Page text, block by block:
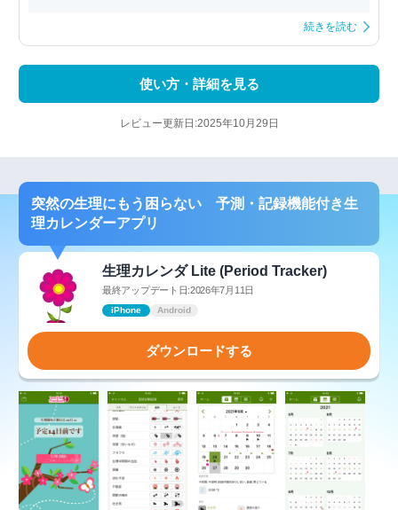
続きを読む
使い方・詳細を見る
レビュー更新日:2025年10月29日
突然の生理にもう困らない 予測・記録機能付き生
理カレンダーアプリ
生理カレンダ Lite (Period Tracker)
最終アップデート日:2026年7月11日
iPhone Android
ダウンロードする